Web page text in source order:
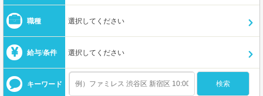
職種 選択してください
給与/条件 選択してください
キーワード